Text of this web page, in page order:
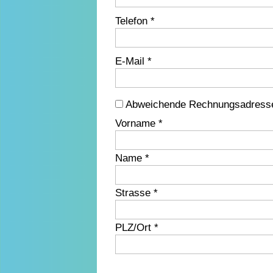
Telefon *
E-Mail *
Abweichende
Vorname *
Name *
Strasse *
PLZ/Ort *